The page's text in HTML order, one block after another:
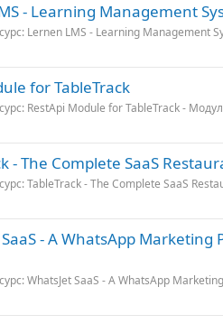
- Learning Management
Lernen LMS - Learning Management
for TableTrack
RestApi Module for TableTrack -
- The Complete SaaS
TableTrack - The Complete SaaS
- A WhatsApp
WhatsJet SaaS - A WhatsApp